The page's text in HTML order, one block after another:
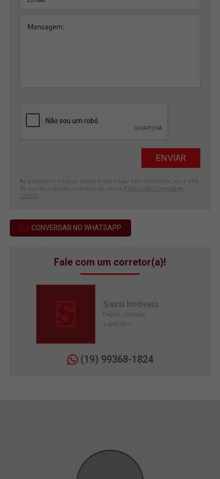
Ao preencher os seus dados e nos enviar este formulário, você está
de acordo e aceita os termos da nossa Política de Privacidade
(LGPD)
CONVERSAR NO WHATSAPP
Fale com um corretor(a)!
Sassi Imóveis
Depto. Vendas
J-04970/1
(19) 99368-1824